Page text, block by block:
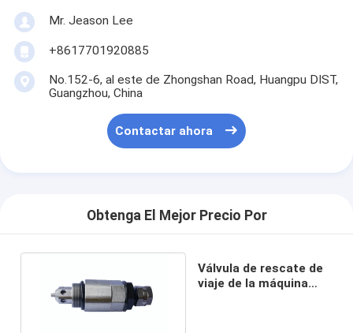
Mr. Jeason Lee
+8617701920885
No.152-6, al este de Zhongshan Road, Huangpu DIST,
Guangzhou, China
Contactar ahora
Obtenga El Mejor Precio Por
Válvula de rescate de
viaje de la máquina